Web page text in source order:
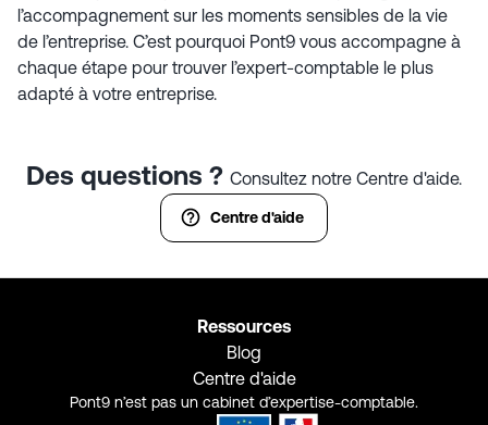
l’accompagnement sur les moments sensibles de la vie
de l’entreprise. C’est pourquoi Pont9 vous accompagne à
chaque étape pour trouver l’expert-comptable le plus
adapté à votre entreprise.
Des questions ? Consultez notre Centre d'aide.
Centre d'aide
Ressources
Blog
Centre d'aide
Pont9 n’est pas un cabinet d’expertise-comptable.